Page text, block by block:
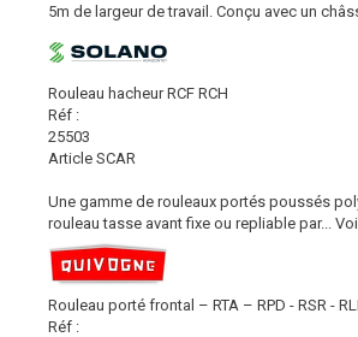
5m de largeur de travail. Conçu avec un
Rouleau hacheur RCF RCH
Réf :
25503
Article SCAR
Une gamme de rouleaux portés poussés
rouleau tasse avant fixe ou repliable par...
Rouleau porté frontal – RTA – RPD - RSR -
Réf :